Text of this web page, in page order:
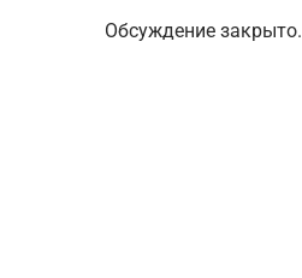
Обсуждение закрыто.